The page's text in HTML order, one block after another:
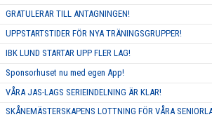
GRATULERAR TILL ANTAGNINGEN!
UPPSTARTSTIDER FÖR NYA TRÄNINGSGRUPPER!
IBK LUND STARTAR UPP FLER LAG!
Sponsorhuset nu med egen App!
VÅRA JAS-LAGS SERIEINDELNING ÄR KLAR!
SKÅNEMÄSTERSKAPENS LOTTNING FÖR VÅRA